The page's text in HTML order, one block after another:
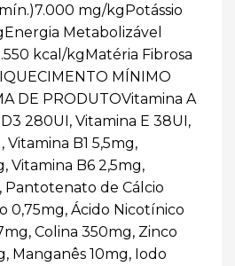
mg/kgPotássio
Metabolizável
kcal/kgMatéria Fibrosa
MÍNIMO
DE PRODUTOVitamina A
280UI, Vitamina E 38UI,
Vitamina B1 5,5mg,
Vitamina B6 2,5mg,
Pantotenato de Cálcio
0,75mg, Ácido Nicotínico
Colina 350mg, Zinco
Manganês 10mg, Iodo